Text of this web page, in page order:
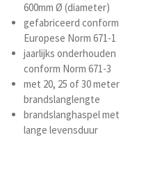
600mm Ø (diameter)
gefabriceerd conform
Europese Norm 671-1
jaarlijks onderhouden
conform Norm 671-3
met 20, 25 of 30meter
brandslanglengte
brandslanghaspel met
lange levensduur